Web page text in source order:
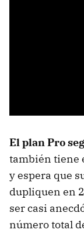
El plan Pro
también tiene
y espera que
dupliquen en
ser casi
número total